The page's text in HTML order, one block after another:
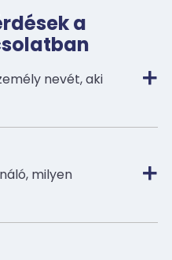
a
nevét, aki
milyen